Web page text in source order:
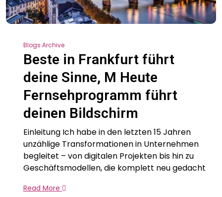
Blogs Archive
Beste in Frankfurt führt
deine Sinne, M Heute
Fernsehprogramm führt
deinen Bildschirm
Einleitung Ich habe in den letzten 15 Jahren
unzählige Transformationen in Unternehmen
begleitet – von digitalen Projekten bis hin zu
Geschäftsmodellen, die komplett neu gedacht
Read More